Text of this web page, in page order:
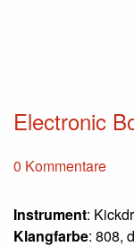
Electronic
0 Kommentare
Instrument:
Klangfarbe: 808,